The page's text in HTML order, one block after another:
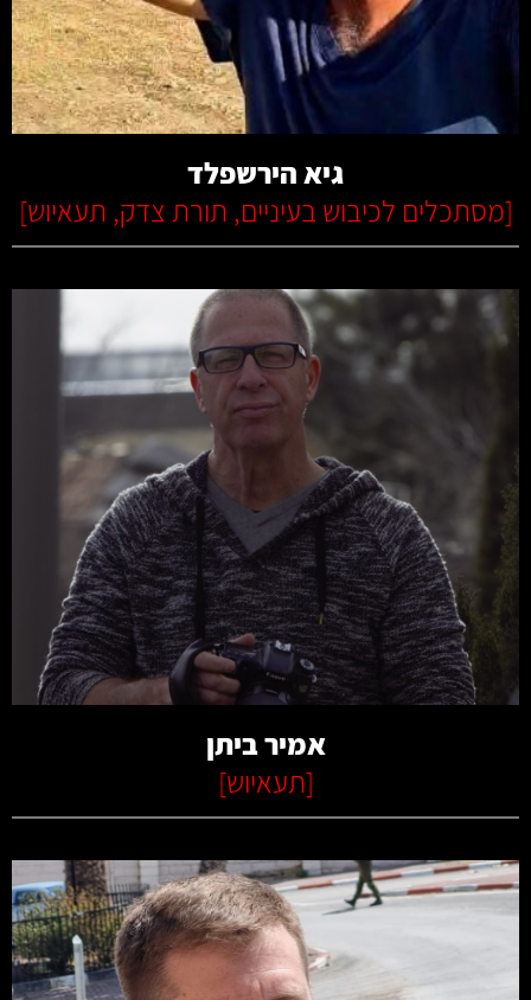
קרא עוד
גיא הירשפלד
[מסתכלים לכיבוש בעיניים, תורת צדק, תעאיוש]
קרא עוד
אמיר ביתן
[תעאיוש]